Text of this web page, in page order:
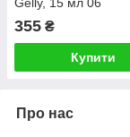
355 ₴
Купити
Про нас